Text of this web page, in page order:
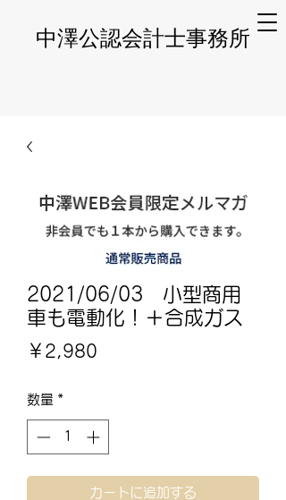
​中澤公認会計士事務所
2021/06/03 小型商用
車も電動化！＋合成ガス
￥2,980
数量 *
カートに追加する